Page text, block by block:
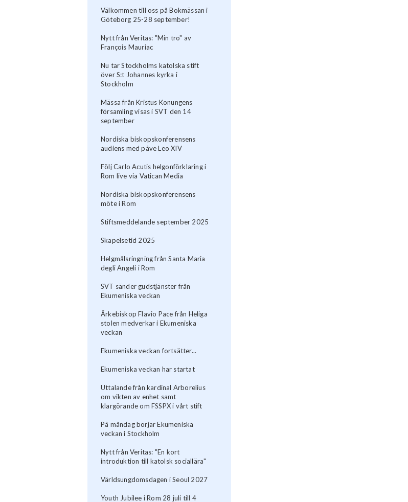
Välkommen till oss på Bokmässan i
Göteborg 25-28 september!
Nytt från Veritas: "Min tro" av
François Mauriac
Nu tar Stockholms katolska stift
över S:t Johannes kyrka i
Stockholm
Mässa från Kristus Konungens
församling visas i SVT den 14
september
Nordiska biskopskonferensens
audiens med påve Leo XIV
Följ Carlo Acutis helgonförklaring i
Rom live via Vatican Media
Nordiska biskopskonferensens
möte i Rom
Stiftsmeddelande september 2025
Skapelsetid 2025
Helgmålsringning från Santa Maria
degli Angeli i Rom
SVT sänder gudstjänster från
Ekumeniska veckan
Ärkebiskop Flavio Pace från Heliga
stolen medverkar i Ekumeniska
veckan
Ekumeniska veckan fortsätter...
Ekumeniska veckan har startat
Uttalande från kardinal Arborelius
om vikten av enhet samt
klargörande om FSSPX i vårt stift
På måndag börjar Ekumeniska
veckan i Stockholm
Nytt från Veritas: "En kort
introduktion till katolsk sociallära"
Världsungdomsdagen i Seoul 2027
Youth Jubilee i Rom 28 juli till 4